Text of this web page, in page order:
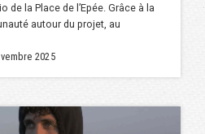
de la Place de l’Epée. Grâce à la
autour du projet, au
2025